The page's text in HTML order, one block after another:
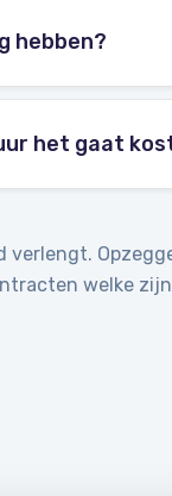
hebben?
het gaat
welke